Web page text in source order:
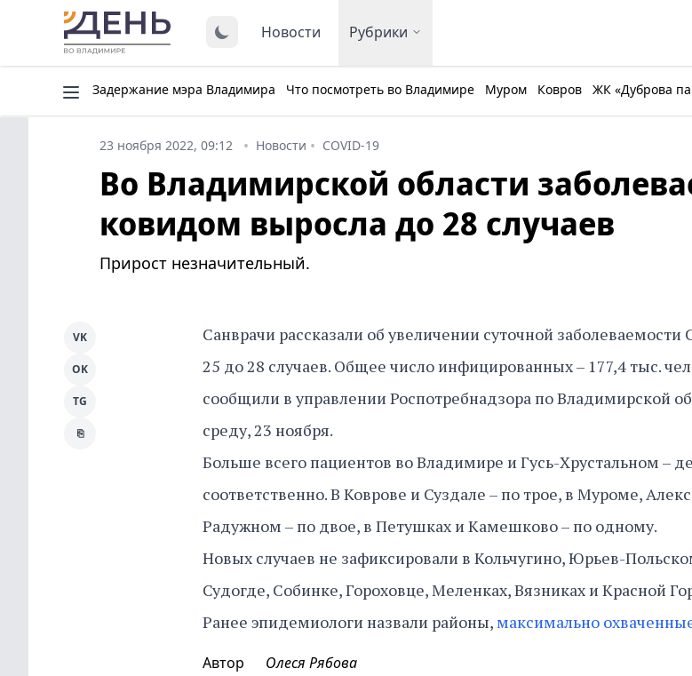
Новости Рубрики
Задержание мэра Владимира Что посмотреть во Владимире Муром Ковров ЖК «Дуброва
23 ноября 2022, 09:12 Новости COVID-19
Во Владимирской области
ковидом выросла до 28 случаев
Прирост незначительный.
Санврачи рассказали об увеличении суточной заболеваемости
25 до 28 случаев. Общее число инфицированных – 177,4 тыс.
сообщили в управлении Роспотребнадзора по Владимирской
среду, 23 ноября.
Больше всего пациентов во Владимире и Гусь-Хрустальном –
соответственно. В Коврове и Суздале – по трое, в Муроме,
Радужном – по двое, в Петушках и Камешково – по одному.
Новых случаев не зафиксировали в Кольчугино, Юрьев-
Судогде, Собинке, Гороховце, Меленках, Вязниках и Красной
Ранее эпидемиологи назвали районы,максимально
VK
OK
TG
⎘
Автор Олеся Рябова